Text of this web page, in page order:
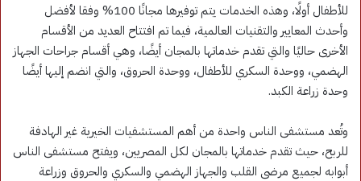
للأطفال أولًا، وهذه الخدمات يتم توفيرها مجانًا 100% وفقا لأفضل
وأحدث المعايير والتقنيات العالمية، فيما تم افتتاح العديد من الأقسام
الأخرى حاليًا والتي تقدم خدماتها بالمجان أيضًا، وهي أقسام جراحات الجهاز
الهضمي، ووحدة السكري للأطفال، ووحدة الحروق، والتي انضم إليها أيضًا
وحدة زراعة الكبد.
وتُعد مستشفى الناس واحدة من أهم المستشفيات الخيرية غير الهادفة
للربح، حيث تقدم خدماتها بالمجان لكل المصريين، ويفتح مستشفى الناس
أبوابه لجميع مرضى القلب والجهاز الهضمي والسكري والحروق وزراعة